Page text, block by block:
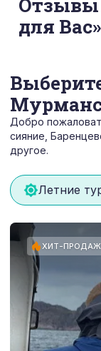
гид - это
общении
наших
идеальной
более 50%
для Вас»
Добро
сияние,
другое.
Летние
ХИТ-ПРОДАЖ